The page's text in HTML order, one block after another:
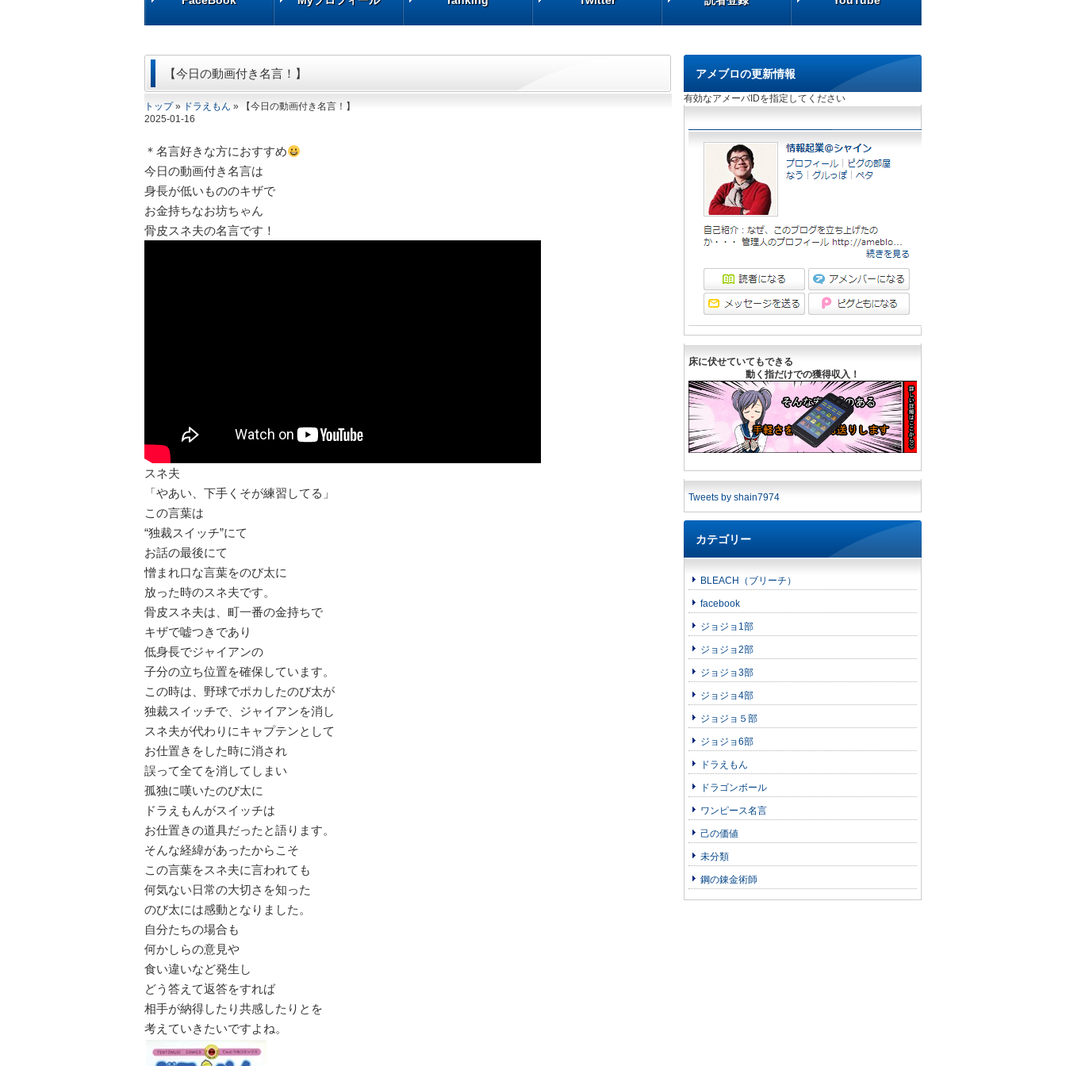
【今日の動画付き名言！】
トップ» ドラえもん » 【今日の動画付き名言！】
2025-01-16
＊名言好きな方におすすめ
今日の動画付き名言は
身長が低いもののキザで
お金持ちなお坊ちゃん
骨皮スネ夫の名言です！
スネ夫
「やあい、下手くそが練習してる」
この言葉は
“独裁スイッチ”にて
お話の最後にて
憎まれ口な言葉をのび太に
放った時のスネ夫です。
骨皮スネ夫は、町一番の金持ちで
キザで嘘つきであり
低身長でジャイアンの
子分の立ち位置を確保しています。
この時は、野球でポカしたのび太が
独裁スイッチで、ジャイアンを消し
スネ夫が代わりにキャプテンとして
お仕置きをした時に消され
誤って全てを消してしまい
孤独に嘆いたのび太に
ドラえもんがスイッチは
お仕置きの道具だったと語ります。
そんな経緯があったからこそ
この言葉をスネ夫に言われても
何気ない日常の大切さを知った
のび太には感動となりました。
自分たちの場合も
何かしらの意見や
食い違いなど発生し
どう答えて返答をすれば
相手が納得したり共感したりとを
考えていきたいですよね。
アメブロの更新情報
有効なアメーバIDを指定してください
床に伏せていてもできる
動く指だけでの獲得収入！
Tweets by shain7974
カテゴリー
BLEACH（ブリーチ）
facebook
ジョジョ1部
ジョジョ2部
ジョジョ3部
ジョジョ4部
ジョジョ５部
ジョジョ6部
ドラえもん
ドラゴンボール
ワンピース名言
己の価値
未分類
鋼の錬金術師